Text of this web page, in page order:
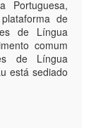
de
de Língua
comum
de Língua
está sediado